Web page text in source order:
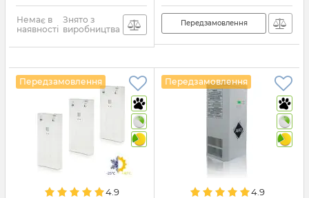
Немає в
наявності
Знято з
виробництва
Передзамовлення
Передзамовлення
4.9
Передзамовлення
4.9